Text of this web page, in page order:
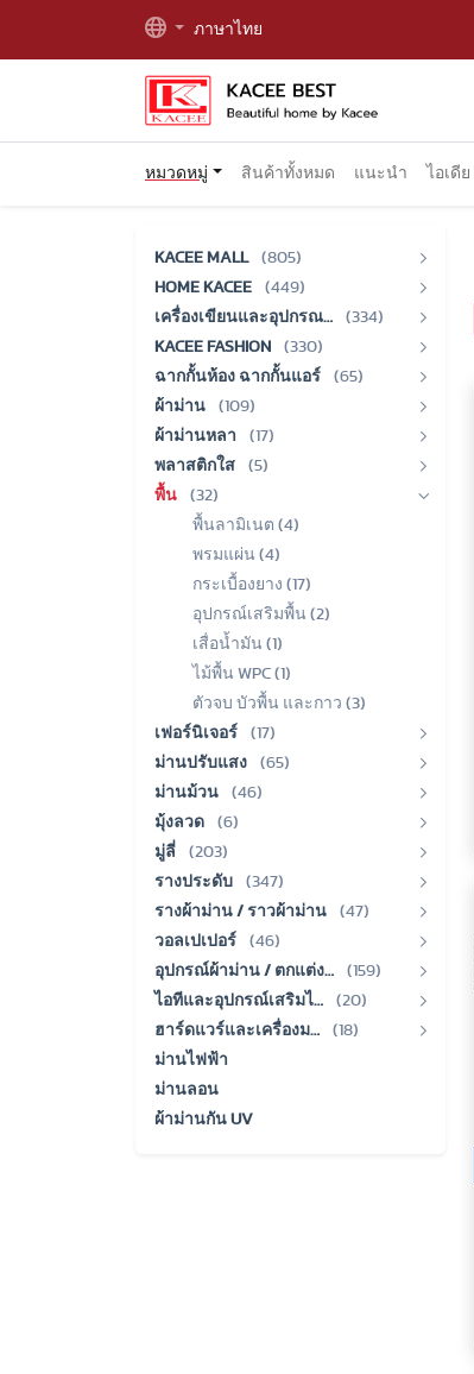
ภาษาไทย
หมวดหมู่ สินค้าทั้งหมด แนะนำ ไอเดีย
KACEE MALL
(805)
HOME KACEE
(449)
เครื่องเขียนและอุปกรณ…
(334)
KACEE FASHION
(330)
ฉากกั้นห้อง ฉากกั้นแอร์
(65)
ผ้าม่าน
(109)
ผ้าม่านหลา
(17)
พลาสติกใส
(5)
พื้น
(32)
พื้นลามิเนต (4)
พรมแผ่น (4)
กระเบื้องยาง (17)
อุปกรณ์เสริมพื้น (2)
เสื่อน้ำมัน (1)
ไม้พื้น WPC (1)
ตัวจบ บัวพื้น และกาว (3)
เฟอร์นิเจอร์
(17)
ม่านปรับแสง
(65)
ม่านม้วน
(46)
มุ้งลวด
(6)
มู่ลี่
(203)
รางประดับ
(347)
รางผ้าม่าน / ราวผ้าม่าน
(47)
วอลเปเปอร์
(46)
อุปกรณ์ผ้าม่าน / ตกแต่ง…
(159)
ไอทีและอุปกรณ์เสริมไ…
(20)
ฮาร์ดแวร์และเครื่องม…
(18)
ม่านไฟฟ้า
ม่านลอน
ผ้าม่านกัน UV